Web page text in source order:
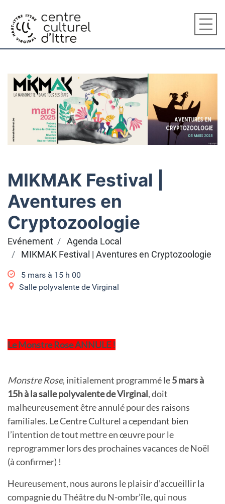
MIKMAK Festival |
Aventures en
Cryptozoologie
Evénement
Agenda Local
MIKMAK Festival | Aventures en Cryptozoologie
5 mars à 15 h 00
Salle polyvalente de Virginal
Le Monstre Rose ANNULE !
Monstre Rose, initialement programmé le5 mars à
15h à la salle polyvalente de Virginal, doit
malheureusement être annulé pour des raisons
familiales. Le Centre Culturel a cependant bien
l’intention de tout mettre en œuvre pour le
reprogrammer lors des prochaines vacances de Noël
(à confirmer) !
Heureusement, nous aurons le plaisir d’accueillir la
compagnie du Théâtre du N-ombr’île, qui nous